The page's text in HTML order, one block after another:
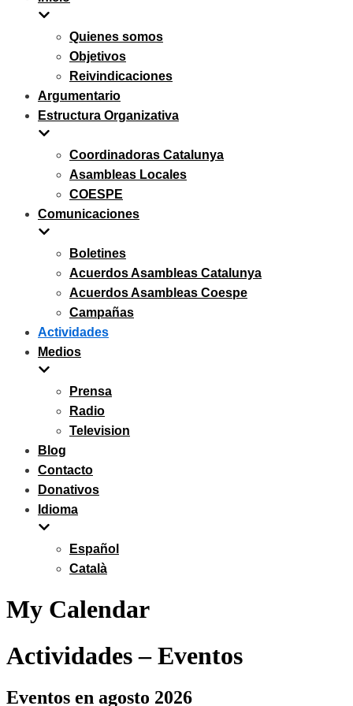
Quienes somos
Objetivos
Reivindicaciones
Argumentario
Estructura Organizativa
Coordinadoras Catalunya
Asambleas Locales
COESPE
Comunicaciones
Boletines
Acuerdos Asambleas Catalunya
Acuerdos Asambleas Coespe
Campañas
Actividades
Medios
Prensa
Radio
Television
Blog
Contacto
Donativos
Idioma
Español
Català
My Calendar
Actividades – Eventos
Eventos en agosto 2026